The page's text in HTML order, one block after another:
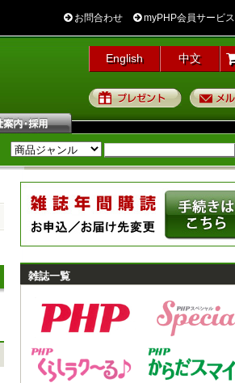
お問合わせ myPHP会員サービス
English 中文
プレゼント
雑誌一覧